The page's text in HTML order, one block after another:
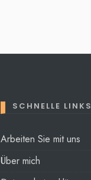
SCHNELLE LINKS
Arbeiten Sie mit uns
Über mich